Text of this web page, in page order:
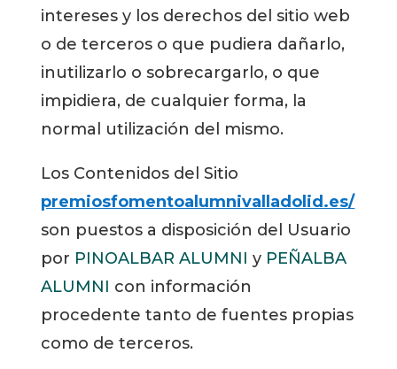
intereses y los derechos del sitio web
o de terceros o que pudiera dañarlo,
inutilizarlo o sobrecargarlo, o que
impidiera, de cualquier forma, la
normal utilización del mismo.
Los Contenidos del Sitio
premiosfomentoalumnivalladolid.es/
son puestos a disposición del Usuario
por PINOALBAR ALUMNI y PEÑALBA
ALUMNI con información
procedente tanto de fuentes propias
como de terceros.